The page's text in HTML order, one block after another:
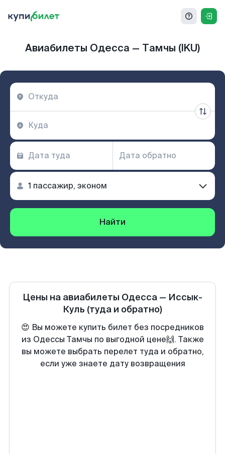
Авиабилеты Одесса — Тамчы (IKU)
Найти
Цены на авиабилеты Одесса — Иссык-
Куль (туда и обратно)
😍 Вы можете купить билет без посредников
из Одессы Тамчы по выгодной цене🙌. Также
вы можете выбрать перелет туда и обратно,
если уже знаете дату возвращения